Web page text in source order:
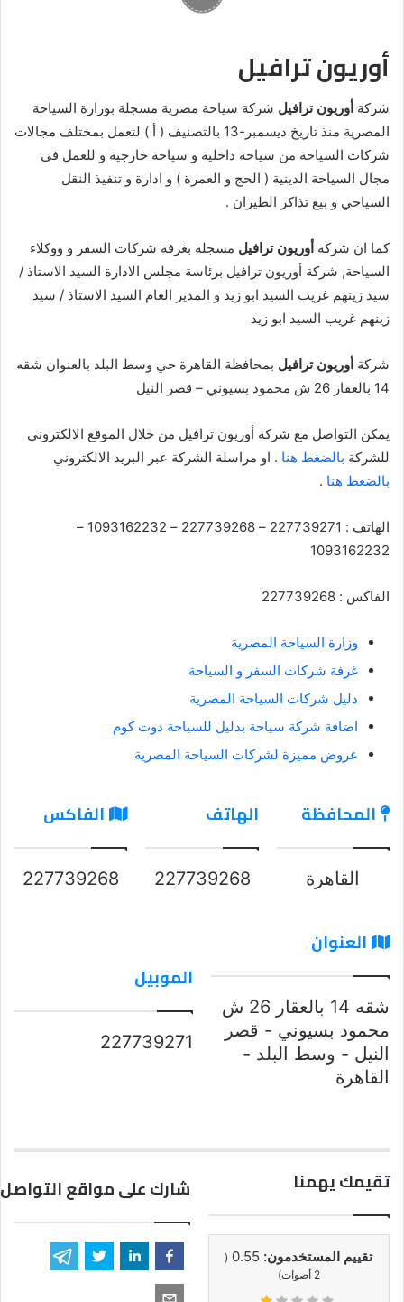
أوريون ترافيل
شركة أوريون ترافيل شركة سياحة مصرية مسجلة بوزارة السياحة
المصرية منذ تاريخ ديسمبر-13 بالتصنيف ( أ ) لتعمل بمختلف مجالات
شركات السياحة من سياحة داخلية و سياحة خارجية و للعمل فى
مجال السياحة الدينية ( الحج و العمرة ) و ادارة و تنفيذ النقل
السياحي و بيع تذاكر الطيران .
كما ان شركة أوريون ترافيل مسجلة بغرفة شركات السفر و ووكلاء
السياحة, شركة أوريون ترافيل برئاسة مجلس الادارة السيد الاستاذ /
سيد زينهم غريب السيد ابو زيد و المدير العام السيد الاستاذ / سيد
زينهم غريب السيد ابو زيد
شركة أوريون ترافيل بمحافظة القاهرة حي وسط البلد بالعنوان شقه
14 بالعقار 26 ش محمود بسيوني – قصر النيل
يمكن التواصل مع شركة أوريون ترافيل من خلال الموقع الالكتروني
للشركة بالضغط هنا . او مراسلة الشركة عبر البريد الالكتروني
بالضغط هنا .
الهاتف : 227739271 – 227739268 – 1093162232 –
1093162232
الفاكس : 227739268
وزارة السياحة المصرية
غرفة شركات السفر و السياحة
دليل شركات السياحة المصرية
اضافة شركة سياحة بدليل للسياحة دوت كوم
عروض مميزة لشركات السياحة المصرية
المحافظة
القاهرة
الهاتف
227739268
الفاكس
227739268
العنوان
شقه 14 بالعقار 26 ش
محمود بسيوني - قصر
النيل - وسط البلد -
القاهرة
الموبيل
227739271
تقيمك يهمنا
تقييم المستخدمون: 0.55
(
2 أصوات)
شارك على مواقع